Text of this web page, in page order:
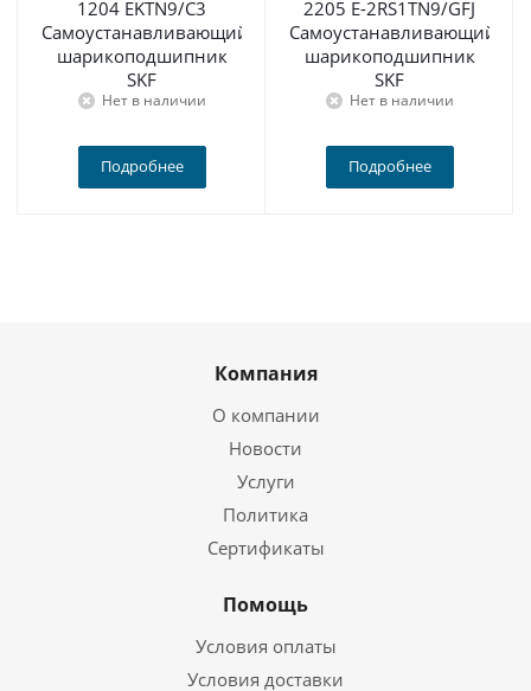
1204 EKTN9/C3
Самоустанавливающийся
шарикоподшипник
SKF
Нет в наличии
Подробнее
2205 E-2RS1TN9/GFJ
Самоустанавливающийся
шарикоподшипник
SKF
Нет в наличии
Подробнее
Компания
О компании
Новости
Услуги
Политика
Сертификаты
Помощь
Условия оплаты
Условия доставки